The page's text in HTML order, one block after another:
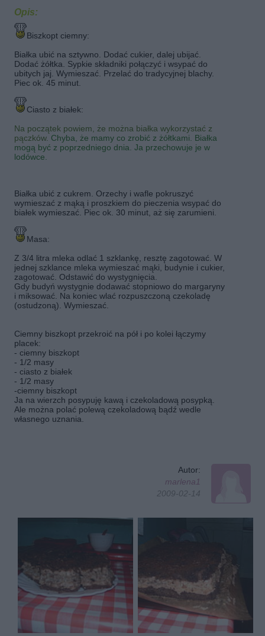
Opis:
Biszkopt ciemny:
Białka ubić na sztywno. Dodać cukier, dalej ubijać.
Dodać żółtka. Sypkie składniki połączyć i wsypać do
ubitych jaj. Wymieszać. Przelać do tradycyjnej blachy.
Piec ok. 45 minut.
Ciasto z białek:
Na początek powiem, że można białka wykorzystać z
pączków. Chyba, że mamy co zrobić z żółtkami. Białka
mogą być z poprzedniego dnia. Ja przechowuje je w
lodówce.
Białka ubić z cukrem. Orzechy i wafle pokruszyć
wymieszać z mąką i proszkiem do pieczenia wsypać do
białek wymieszać. Piec ok. 30 minut, aż się zarumieni.
Masa:
Z 3/4 litra mleka odlać 1 szklankę, resztę zagotować. W
jednej szklance mleka wymieszać mąki, budynie i cukier,
zagotować. Odstawić do wystygnięcia.
Gdy budyń wystygnie dodawać stopniowo do margaryny
i miksować. Na koniec wlać rozpuszczoną czekoladę
(ostudzoną). Wymieszać.
Ciemny biszkopt przekroić na pół i po kolei łączymy
placek:
- ciemny biszkopt
- 1/2 masy
- ciasto z białek
- 1/2 masy
-ciemny biszkopt
Ja na wierzch posypuję kawą i czekoladową posypką.
Ale można polać polewą czekoladową bądź wedle
własnego uznania.
Autor:
marlena1
2009-02-14